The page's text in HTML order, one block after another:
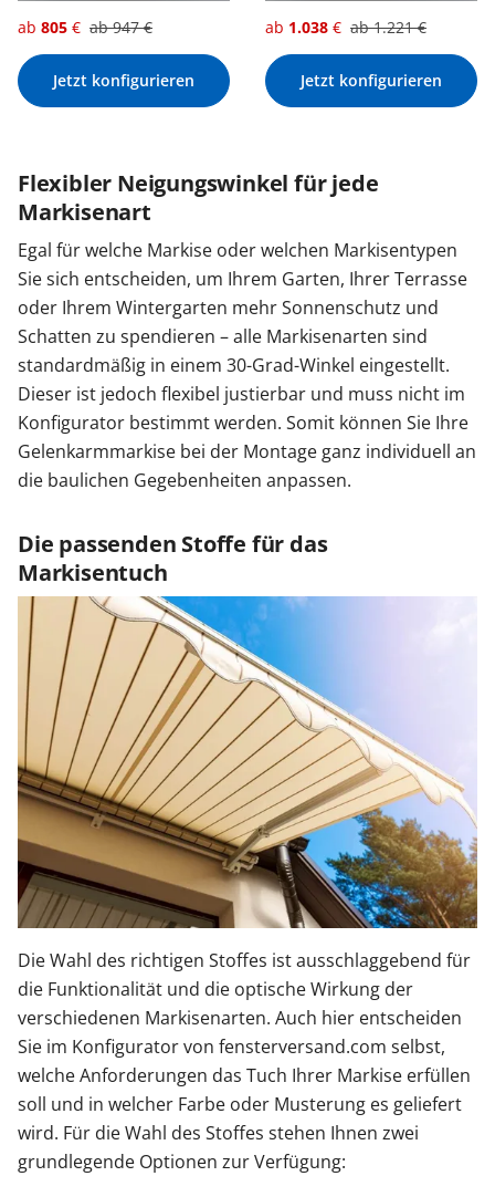
ab 805 € ab947€
Jetzt konfigurieren
ab 1.038 € ab1.221€
Jetzt konfigurieren
Flexibler Neigungswinkel für jede
Markisenart
Egal für welche Markise oder welchen Markisentypen
Sie sich entscheiden, um Ihrem Garten, Ihrer Terrasse
oder Ihrem Wintergarten mehr Sonnenschutz und
Schatten zu spendieren – alle Markisenarten sind
standardmäßig in einem 30-Grad-Winkel eingestellt.
Dieser ist jedoch flexibel justierbar und muss nicht im
Konfigurator bestimmt werden. Somit können Sie Ihre
Gelenkarmmarkise bei der Montage ganz individuell an
die baulichen Gegebenheiten anpassen.
Die passenden Stoffe für das
Markisentuch
Die Wahl des richtigen Stoffes ist ausschlaggebend für
die Funktionalität und die optische Wirkung der
verschiedenen Markisenarten. Auch hier entscheiden
Sie im Konfigurator von fensterversand.com selbst,
welche Anforderungen das Tuch Ihrer Markise erfüllen
soll und in welcher Farbe oder Musterung es geliefert
wird. Für die Wahl des Stoffes stehen Ihnen zwei
grundlegende Optionen zur Verfügung: